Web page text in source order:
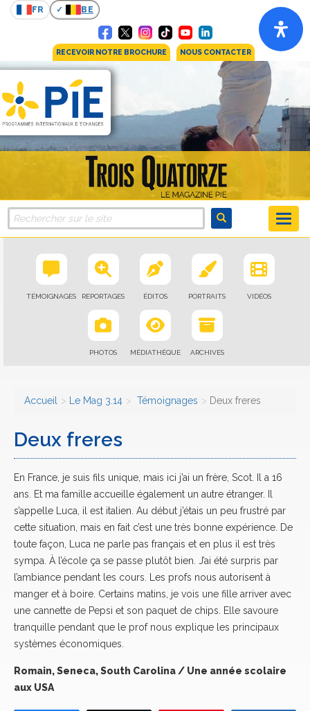
FR BE
RECEVOIR NOTRE BROCHURE NOUS CONTACTER
TÉMOIGNAGES REPORTAGES ÉDITOS PORTRAITS VIDÉOS
PHOTOS MÉDIATHÈQUE ARCHIVES
Accueil Le Mag 3.14 Témoignages Deux freres
Deux freres
En France, je suis fils unique, mais ici j’ai un frère, Scot. Il a 16
ans. Et ma famille accueille également un autre étranger. Il
s’appelle Luca, il est italien. Au début j’étais un peu frustré par
cette situation, mais en fait c’est une très bonne expérience. De
toute façon, Luca ne parle pas français et en plus il est très
sympa. À l’école ça se passe plutôt bien. J’ai été surpris par
l’ambiance pendant les cours. Les profs nous autorisent à
manger et à boire. Certains matins, je vois une fille arriver avec
une cannette de Pepsi et son paquet de chips. Elle savoure
tranquille pendant que le prof nous explique les principaux
systèmes économiques.
Romain, Seneca, South Carolina / Une année scolaire
aux USA